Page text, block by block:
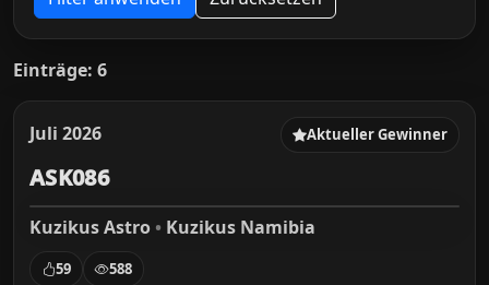
Einträge: 6
Juli 2026 Aktueller Gewinner
ASK086
Kuzikus Astro • Kuzikus Namibia
59 588